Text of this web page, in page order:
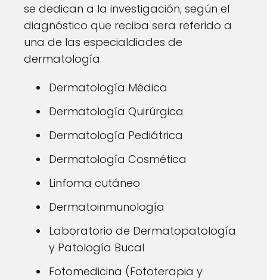
se dedican a la investigación, según el
diagnóstico que reciba sera referido a
una de las especialdiades de
dermatología.
Dermatología Médica
Dermatología Quirúrgica
Dermatología Pediátrica
Dermatología Cosmética
Linfoma cutáneo
Dermatoinmunología
Laboratorio de Dermatopatología
y Patología Bucal
Fotomedicina (Fototerapia y